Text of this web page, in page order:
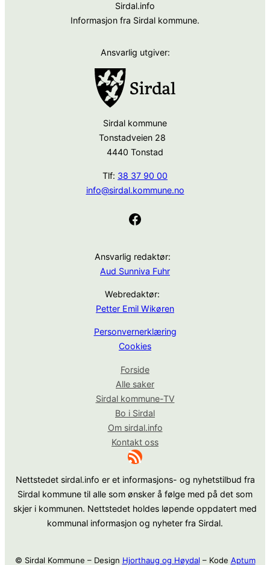
Sirdal.info
Informasjon fra Sirdal kommune.
Ansvarlig utgiver:
Sirdal kommune
Tonstadveien 28
4440 Tonstad
Tlf: 38 37 90 00
info@sirdal.kommune.no
Facebook
Ansvarlig redaktør:
Aud Sunniva Fuhr
Webredaktør:
Petter Emil Wikøren
Personvernerklæring
Cookies
Forside
Alle saker
Sirdal kommune-TV
Bo i Sirdal
Om sirdal.info
Kontakt oss
RSS-strøm
Nettstedet sirdal.info er et informasjons- og nyhetstilbud fra
Sirdal kommune til alle som ønsker å følge med på det som
skjer i kommunen. Nettstedet holdes løpende oppdatert med
kommunal informasjon og nyheter fra Sirdal.
© Sirdal Kommune – Design Hjorthaug og Høydal – Kode Aptum